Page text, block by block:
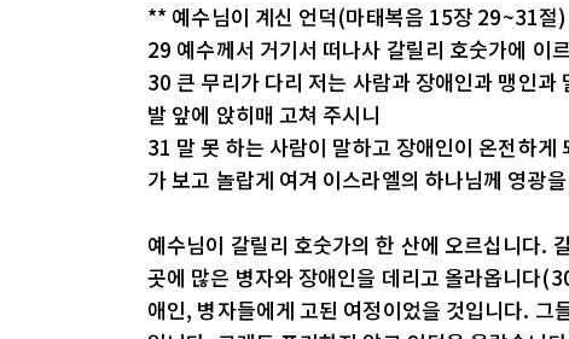
** 예수님이 계신 언덕(마태복음 15장 29~31절)
29 예수께서 거기서 떠나사 갈릴리 호숫가에 이
30 큰 무리가 다리 저는 사람과 장애인과 맹인과
발 앞에 앉히매 고쳐 주시니
31 말 못 하는 사람이 말하고 장애인이 온전하
가 보고 놀랍게 여겨 이스라엘의 하나님께 영광
예수님이 갈릴리 호숫가의 한 산에 오르십니다.
곳에 많은 병자와 장애인을 데리고 올라옵니다
애인, 병자들에게 고된 여정이었을 것입니다. 그